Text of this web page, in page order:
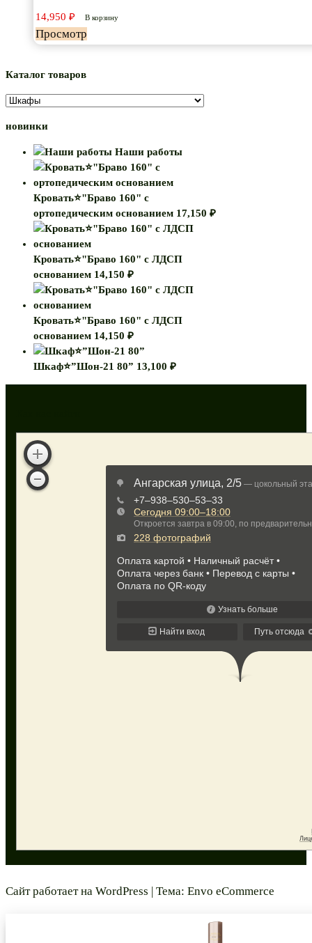
912
90”
14,950 ₽ В корзину
Просмотр
Каталог товаров
новинки
Наши работы
Кровать⭐"Браво 160" с
ортопедическим основанием 17,150 ₽
Кровать⭐"Браво 160" с ЛДСП
основанием 14,150 ₽
Кровать⭐"Браво 160" с ЛДСП
основанием 14,150 ₽
Шкаф⭐”Шон-21 80” 13,100 ₽
Сайт работает на WordPress | Тема: Envo eCommerce